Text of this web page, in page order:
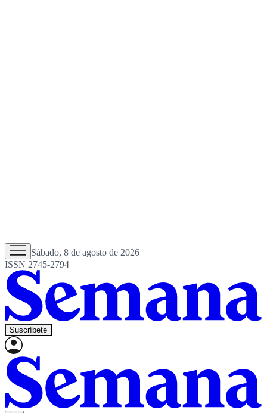
Sábado, 8 de agosto de 2026
ISSN 2745-2794
Suscríbete